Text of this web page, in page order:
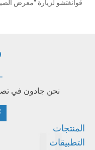
نحن جادون في
المنتجات
التطبيقات